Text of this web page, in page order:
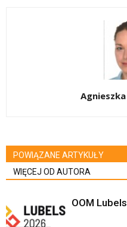
POWIĄZANE ARTYKUŁY
WIĘCEJ OD AUTORA
OOM